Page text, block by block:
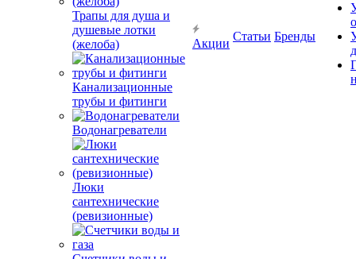
Трапы для душа и
душевые лотки
(желоба)
Канализационные
трубы и фитинги
Водонагреватели
Люки
сантехнические
(ревизионные)
Акции
Статьи Бренды